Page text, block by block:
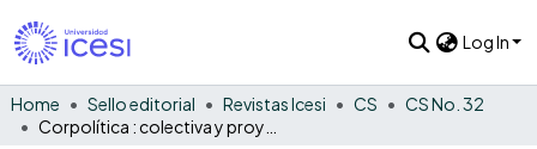
Log In
Home Sello editorial Revistas Icesi CS
CS No. 32